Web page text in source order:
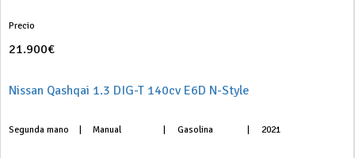
Precio
21.900€
Nissan Qashqai 1.3 DIG-T 140cv E6D N-Style
Segunda mano Manual Gasolina 2021